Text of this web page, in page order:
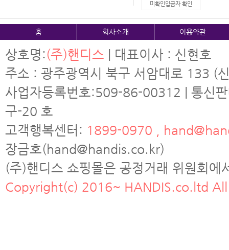
미확인입금자 확인
홈 회사소개 이용약관
상호명:(주)핸디스 | 대표이사 : 신현호
주소 : 광주광역시 북구 서암대로 133 (
사업자등록번호:509-86-00312 | 통신
구-20 호
고객행복센터: 1899-0970 ,
장금호(hand@handis.co.kr)
(주)핸디스 쇼핑몰은 공정거래 위원회
Copyright(c) 2016~ HANDIS.co.ltd